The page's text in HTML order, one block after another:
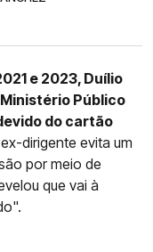
e 2023, Duílio
Público
do cartão
dirigente evita um
por meio de
que vai à